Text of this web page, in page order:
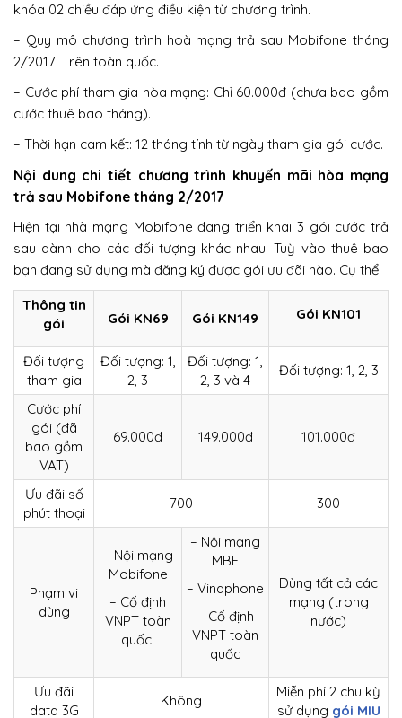
khóa 02 chiều đáp ứng điều kiện từ chương trình.
– Quy mô chương trình hoà mạng trả sau Mobifone tháng
2/2017: Trên toàn quốc.
– Cước phí tham gia hòa mạng: Chỉ 60.000đ (chưa bao gồm
cước thuê bao tháng).
– Thời hạn cam kết: 12 tháng tính từ ngày tham gia gói cước.
Nội dung chi tiết chương trình khuyến mãi hòa mạng
trả sau Mobifone tháng 2/2017
Hiện tại nhà mạng Mobifone đang triển khai 3 gói cước trả
sau dành cho các đối tượng khác nhau. Tuỳ vào thuê bao
bạn đang sử dụng mà đăng ký được gói ưu đãi nào. Cụ thể:
Thông tin
gói
Gói KN69 Gói KN149 Gói KN101
Đối tượng
tham gia
Đối tượng: 1,
2, 3
Đối tượng: 1,
2, 3 và 4
Đối tượng: 1, 2, 3
Cước phí
gói (đã
bao gồm
VAT)
69.000đ 149.000đ 101.000đ
Ưu đãi số
phút thoại
700 300
Phạm vi
dùng
– Nội mạng
Mobifone
– Cố định
VNPT toàn
quốc.
– Nội mạng
MBF
– Vinaphone
– Cố định
VNPT toàn
quốc
Dùng tất cả các
mạng (trong
nước)
Ưu đãi
data 3G
Không
Miễn phí 2 chu kỳ
sử dụng gói MIU